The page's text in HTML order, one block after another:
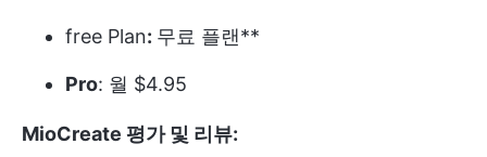
free Plan: 무료 플랜**
Pro: 월 $4.95
MioCreate 평가 및 리뷰: